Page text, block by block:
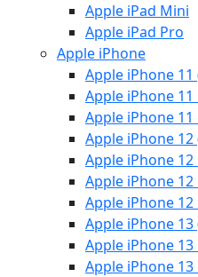
Apple iPad Mini
Apple iPad Pro
Apple iPhone
Apple iPhone 11
Apple iPhone 11
Apple iPhone 11
Apple iPhone 12
Apple iPhone 12
Apple iPhone 12
Apple iPhone 12
Apple iPhone 13
Apple iPhone 13
Apple iPhone 13